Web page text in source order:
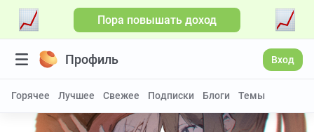
Пора повышать доход
Профиль Вход
Горячее Лучшее Свежее Подписки Блоги Темы